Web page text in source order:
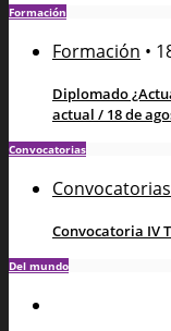
Formación
Formación •
Diplomado
actual / 18 de
Convocatorias
Convocatorias
Convocatoria IV
Del mundo